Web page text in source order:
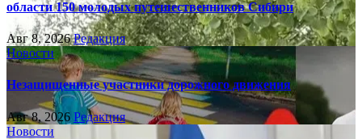
области 150 молодых путешественников Сибири
Авг 8, 2026Редакция
Новости
Незащищенные участники дорожного движения
Авг 8, 2026 Редакция
Новости